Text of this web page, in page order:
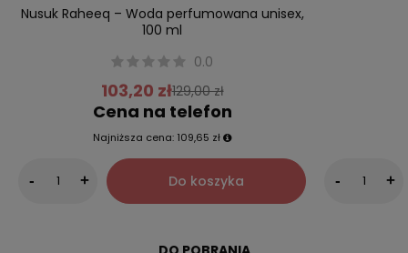
Nusuk Raheeq – Woda perfumowana unisex,
100 ml
0.0
103,20 zł129,00 zł
Cena na telefon
Najniższa cena: 109,65 zł
- + Do koszyka - +